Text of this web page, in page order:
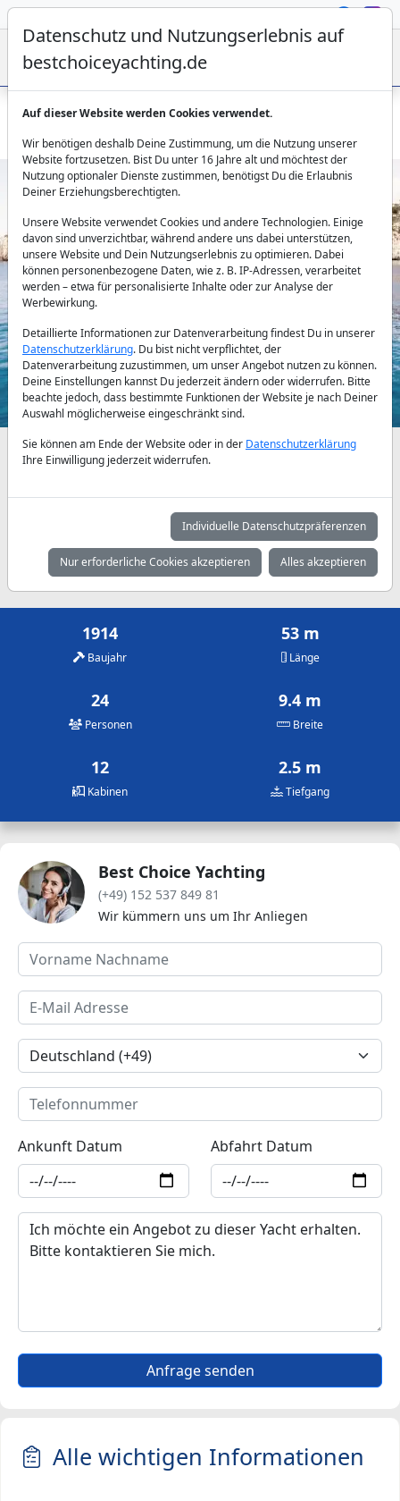
HALAS 71 Motoryacht chartern – 5 Kabinen, Crew, Bodrum
Previous Next
Verfügbarkeiten und Tagespreise nach Absprache
Mai Juni
16.500 €
Juli
19.000 €
August
19.000 €
September
16.500 €
Oktober
15.000 €
1914
Baujahr
53 m
Länge
24
Personen
9.4 m
Breite
12
Kabinen
2.5 m
Tiefgang
Best Choice Yachting
(+49) 152 537 849 81
Wir kümmern uns um Ihr Anliegen
Ankunft Datum Abfahrt Datum
Anfrage senden
Alle wichtigen Informationen
Datenschutz und Nutzungserlebnis auf
bestchoiceyachting.de
Auf dieser Website werden Cookies verwendet.
Wir benötigen deshalb Deine Zustimmung, um die Nutzung unserer
Website fortzusetzen. Bist Du unter 16 Jahre alt und möchtest der
Nutzung optionaler Dienste zustimmen, benötigst Du die Erlaubnis
Deiner Erziehungsberechtigten.
Unsere Website verwendet Cookies und andere Technologien. Einige
davon sind unverzichtbar, während andere uns dabei unterstützen,
unsere Website und Dein Nutzungserlebnis zu optimieren. Dabei
können personenbezogene Daten, wie z. B. IP-Adressen, verarbeitet
werden – etwa für personalisierte Inhalte oder zur Analyse der
Werbewirkung.
Detaillierte Informationen zur Datenverarbeitung findest Du in unserer
Datenschutzerklärung. Du bist nicht verpflichtet, der
Datenverarbeitung zuzustimmen, um unser Angebot nutzen zu können.
Deine Einstellungen kannst Du jederzeit ändern oder widerrufen. Bitte
beachte jedoch, dass bestimmte Funktionen der Website je nach Deiner
Auswahl möglicherweise eingeschränkt sind.
Sie können am Ende der Website oder in der Datenschutzerklärung
Ihre Einwilligung jederzeit widerrufen.
Individuelle Datenschutzpräferenzen
Nur erforderliche Cookies akzeptieren Alles akzeptieren